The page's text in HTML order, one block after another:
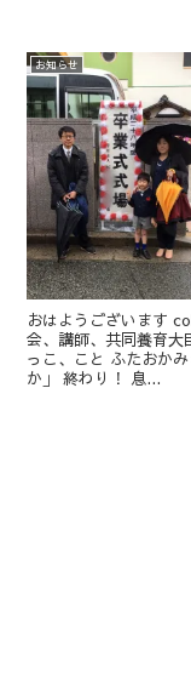
お知らせ
おはようございます
会、講師、共同養育大
っこ、こと ふたおか
か」 終わり！ 息...